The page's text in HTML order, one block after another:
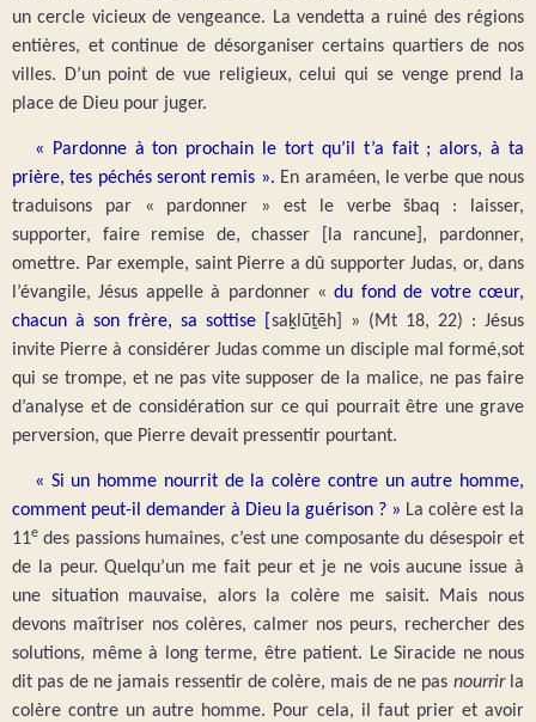
un cercle vicieux de vengeance. La vendetta a ruiné des régions
entières, et continue de désorganiser certains quartiers de nos
villes. D’un point de vue religieux, celui qui se venge prend la
place de Dieu pour juger.
« Pardonne à ton prochain le tort qu’il t’a fait ; alors, à ta
prière, tes péchés seront remis ». En araméen, le verbe que nous
traduisons par « pardonner » est le verbe šbaq : laisser,
supporter, faire remise de, chasser [la rancune], pardonner,
omettre. Par exemple, saint Pierre a dû supporter Judas, or, dans
l’évangile, Jésus appelle à pardonner «du fond de votre cœur,
chacun à son frère, sa sottise [ saḵlūṯēh] » (Mt 18, 22) : Jésus
invite Pierre à considérer Judas comme un disciple mal formé,sot
qui se trompe, et ne pas vite supposer de la malice, ne pas faire
d’analyse et de considération sur ce qui pourrait être une grave
perversion, que Pierre devait pressentir pourtant.
« Si un homme nourrit de la colère contre un autre homme,
comment peut-il demander à Dieu la guérison ? » La colère est la
11e des passions humaines, c’est une composante du désespoir et
de la peur. Quelqu’un me fait peur et je ne vois aucune issue à
une situation mauvaise, alors la colère me saisit. Mais nous
devons maîtriser nos colères, calmer nos peurs, rechercher des
solutions, même à long terme, être patient. Le Siracide ne nous
dit pas de ne jamais ressentir de colère, mais de ne pas nourrirla
colère contre un autre homme. Pour cela, il faut prier et avoir